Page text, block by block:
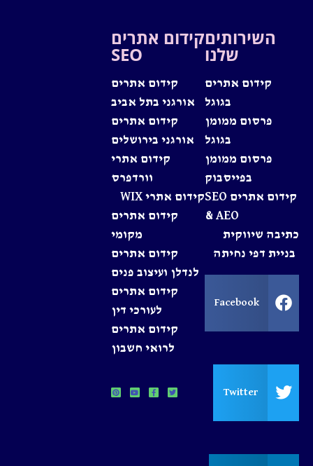
השירותים
שלנו
קידום אתרים
בגוגל
פרסום ממומן
בגוגל
פרסום ממומן
בפייסבוק
קידום אתרים SEO
& AEO
כתיבה שיווקית
בניית דפי נחיתה
Facebook
Twitter
קידום אתרים
SEO
קידום אתרים
אורגני בתל אביב
קידום אתרים
אורגני בירושלים
קידום אתרי
וורדפרס
קידום אתרי WIX
קידום אתרים
מקומי
קידום אתרים
לנדלן ועיצוב פנים
קידום אתרים
לעורכי דין
קידום אתרים
לרואי חשבון